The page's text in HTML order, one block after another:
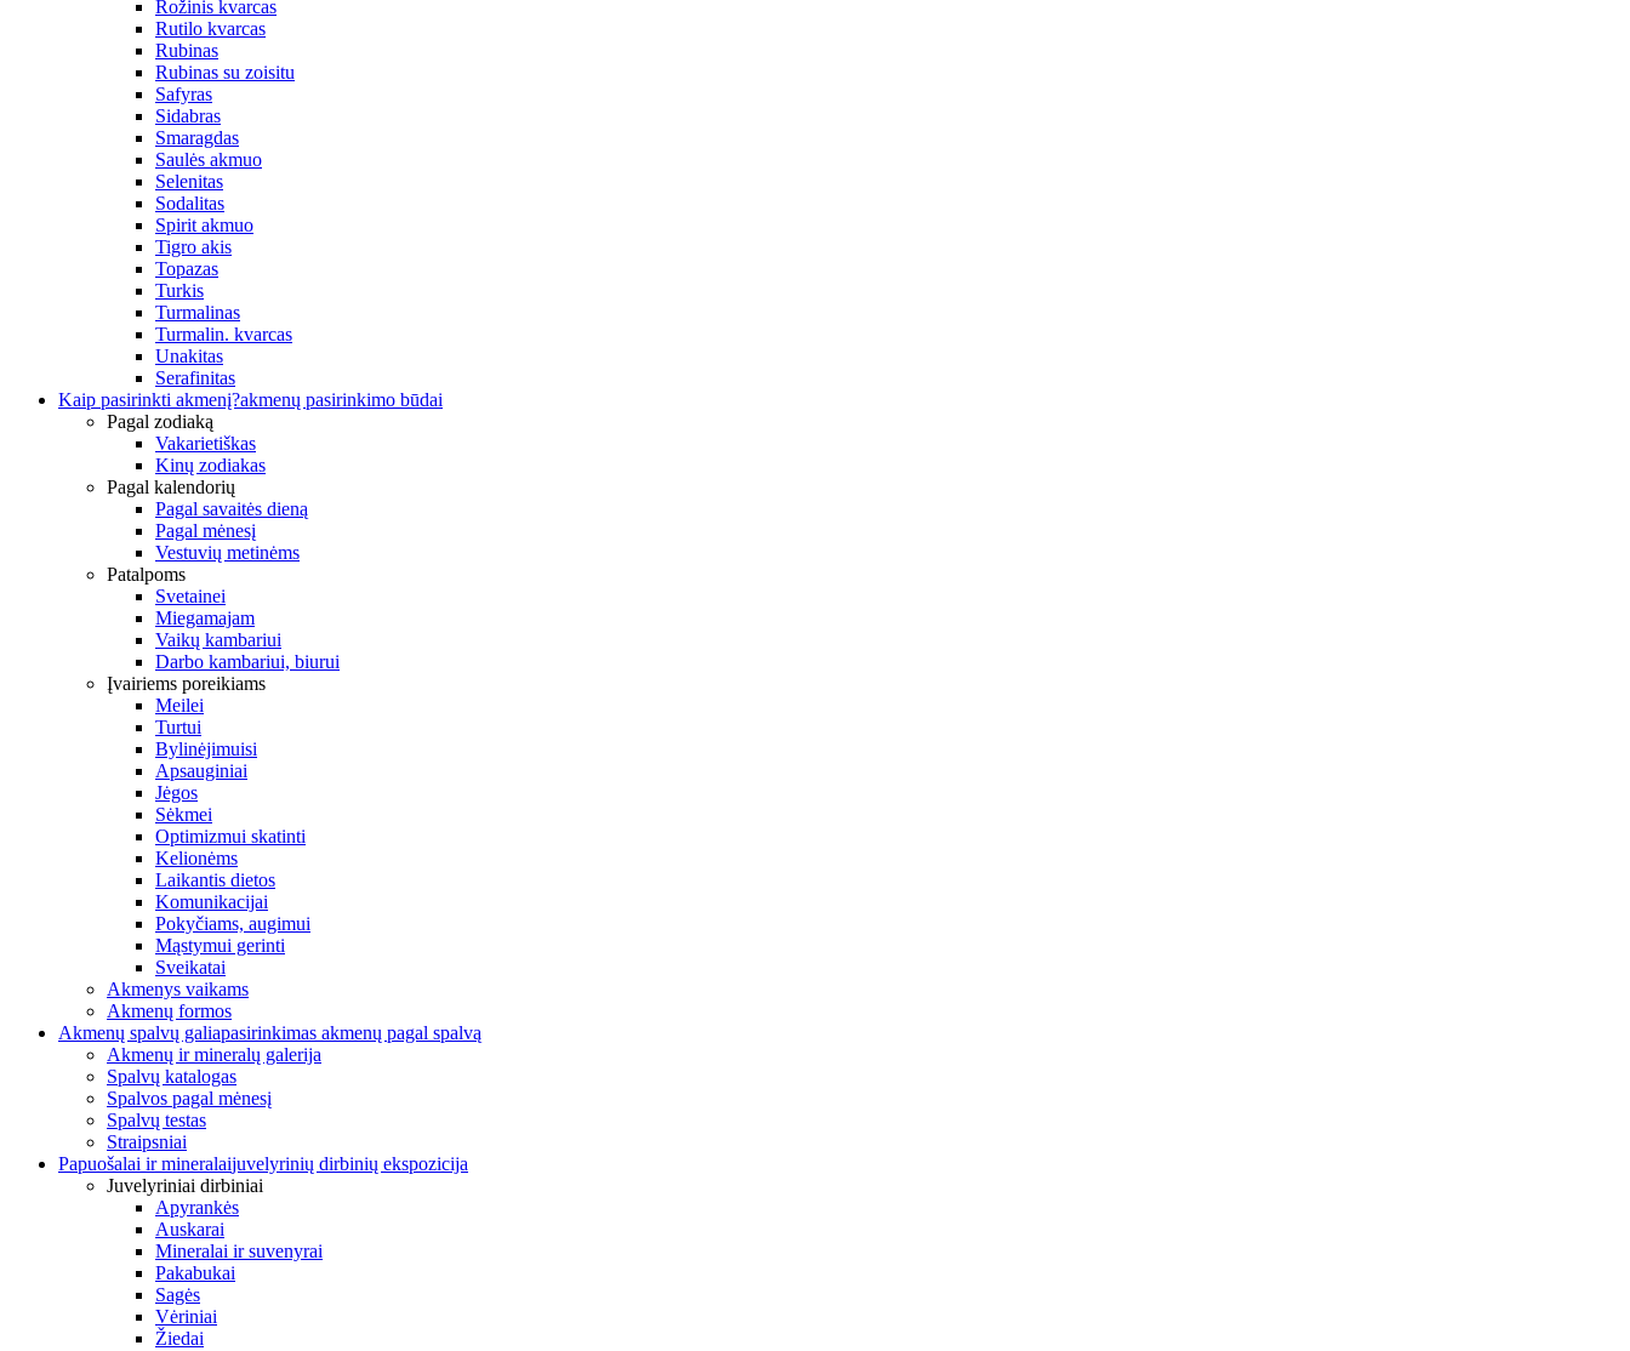
Rožinis kvarcas
Rutilo kvarcas
Rubinas
Rubinas su zoisitu
Safyras
Sidabras
Smaragdas
Saulės akmuo
Selenitas
Sodalitas
Spirit akmuo
Tigro akis
Topazas
Turkis
Turmalinas
Turmalin. kvarcas
Unakitas
Serafinitas
Kaip pasirinkti akmenį?akmenų pasirinkimo būdai
Pagal zodiaką
Vakarietiškas
Kinų zodiakas
Pagal kalendorių
Pagal savaitės dieną
Pagal mėnesį
Vestuvių metinėms
Patalpoms
Svetainei
Miegamajam
Vaikų kambariui
Darbo kambariui, biurui
Įvairiems poreikiams
Meilei
Turtui
Bylinėjimuisi
Apsauginiai
Jėgos
Sėkmei
Optimizmui skatinti
Kelionėms
Laikantis dietos
Komunikacijai
Pokyčiams, augimui
Mąstymui gerinti
Sveikatai
Akmenys vaikams
Akmenų formos
Akmenų spalvų galiapasirinkimas akmenų pagal spalvą
Akmenų ir mineralų galerija
Spalvų katalogas
Spalvos pagal mėnesį
Spalvų testas
Straipsniai
Papuošalai ir mineralaijuvelyrinių dirbinių ekspozicija
Juvelyriniai dirbiniai
Apyrankės
Auskarai
Mineralai ir suvenyrai
Pakabukai
Sagės
Vėriniai
Žiedai